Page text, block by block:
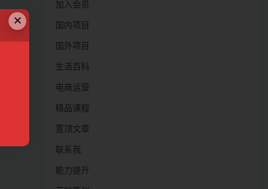
加入会员
国内项目
国外项目
生活百科
电商运营
精品课程
置顶文章
联系我
能力提升
×